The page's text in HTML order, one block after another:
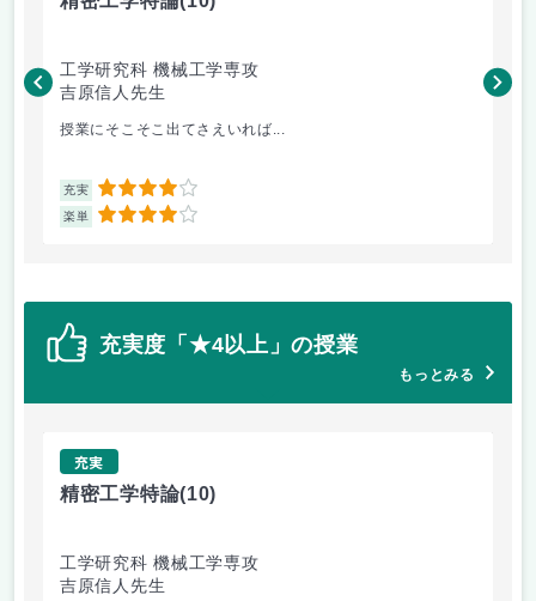
工学研究科 機械工学専攻
吉原信人先生
授業にそこそこ出てさえいれば...
充実 4
楽単 4
岡
充実度「★4以上」の授業
もっとみる
充実
精密工学特論(10)
工学研究科 機械工学専攻
吉原信人先生